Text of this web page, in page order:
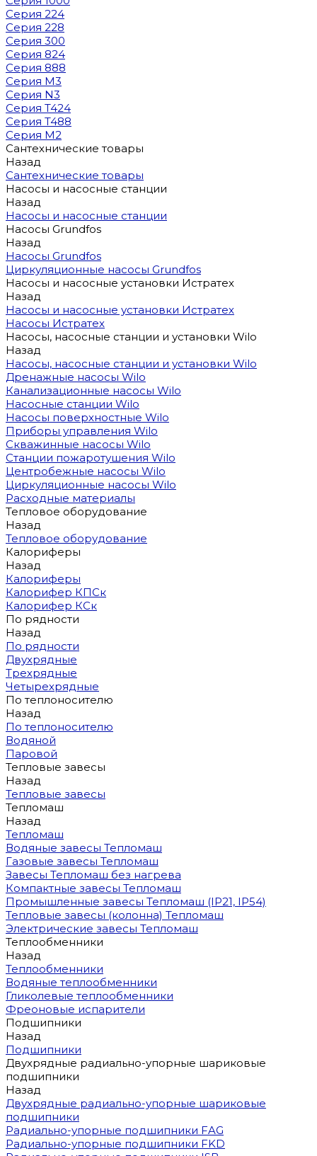
Серия 224
Серия 228
Серия 300
Серия 824
Серия 888
Серия M3
Серия N3
Серия T424
Серия T488
Серия М2
Сантехнические товары
Назад
Сантехнические товары
Насосы и насосные станции
Назад
Насосы и насосные станции
Насосы Grundfos
Назад
Насосы Grundfos
Циркуляционные насосы Grundfos
Насосы и насосные установки Истратех
Назад
Насосы и насосные установки Истратех
Насосы Истратех
Насосы, насосные станции и установки Wilo
Назад
Насосы, насосные станции и установки Wilo
Дренажные насосы Wilo
Канализационные насосы Wilo
Насосные станции Wilo
Насосы поверхностные Wilo
Приборы управления Wilo
Скважинные насосы Wilo
Станции пожаротушения Wilo
Центробежные насосы Wilo
Циркуляционные насосы Wilo
Расходные материалы
Тепловое оборудование
Назад
Тепловое оборудование
Калориферы
Назад
Калориферы
Калорифер КПСк
Калорифер КСк
По рядности
Назад
По рядности
Двухрядные
Трехрядные
Четырехрядные
По теплоносителю
Назад
По теплоносителю
Водяной
Паровой
Тепловые завесы
Назад
Тепловые завесы
Тепломаш
Назад
Тепломаш
Водяные завесы Тепломаш
Газовые завесы Тепломаш
Завесы Тепломаш без нагрева
Компактные завесы Тепломаш
Промышленные завесы Тепломаш (IP21, IP54)
Тепловые завесы (колонна) Тепломаш
Электрические завесы Тепломаш
Теплообменники
Назад
Теплообменники
Водяные теплообменники
Гликолевые теплообменники
Фреоновые испарители
Подшипники
Назад
Подшипники
Двухрядные радиально-упорные шариковые
подшипники
Назад
Двухрядные радиально-упорные шариковые
подшипники
Радиально-упорные подшипники FAG
Радиально-упорные подшипники FKD